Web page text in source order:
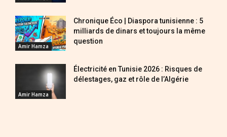
Amir Hamza
Chronique Éco | Diaspora tunisienne : 5
milliards de dinars et toujours la même
question
Amir Hamza
Électricité en Tunisie 2026 : Risques de
délestages, gaz et rôle de l’Algérie